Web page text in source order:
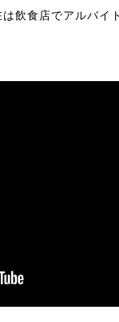
飲食店でアルバイ